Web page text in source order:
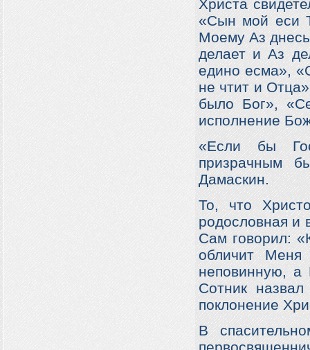
Христа
«Сын мой еси
Моему Аз
делает и Аз
едино есма»,
не чтит и
было Бог»,
исполнение
«Если бы
призрачным
Дамаскин.
То, что
родословная и
Сам говорил:
обличит
неповинную, а
Сотник
поклонение
В